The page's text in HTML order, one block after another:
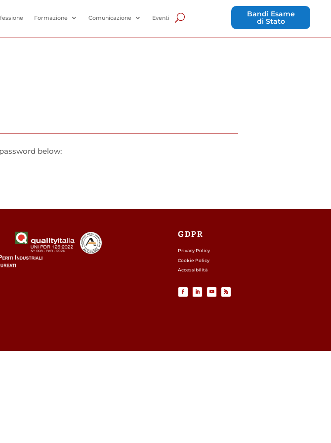
Formazione Comunicazione Eventi
Bandi Esame
di Stato
below:
GDPR
Privacy Policy
Cookie Policy
Accessibilità